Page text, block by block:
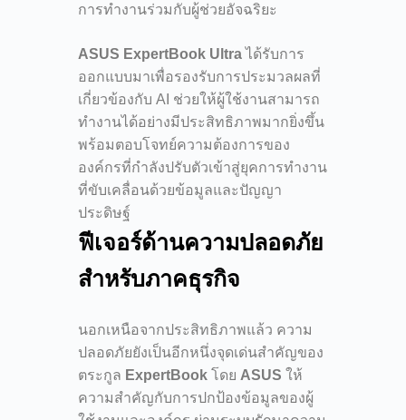
การทำงานร่วมกับผู้ช่วยอัจฉริยะ
ASUS ExpertBook Ultraได้รับการ
ออกแบบมาเพื่อรองรับการประมวลผลที่
เกี่ยวข้องกับ AI ช่วยให้ผู้ใช้งานสามารถ
ทำงานได้อย่างมีประสิทธิภาพมากยิ่งขึ้น
พร้อมตอบโจทย์ความต้องการของ
องค์กรที่กำลังปรับตัวเข้าสู่ยุคการทำงาน
ที่ขับเคลื่อนด้วยข้อมูลและปัญญา
ประดิษฐ์
ฟีเจอร์ด้านความปลอดภัย
สำหรับภาคธุรกิจ
นอกเหนือจากประสิทธิภาพแล้ว ความ
ปลอดภัยยังเป็นอีกหนึ่งจุดเด่นสำคัญของ
ตระกูล ExpertBook โดย ASUS ให้
ความสำคัญกับการปกป้องข้อมูลของผู้